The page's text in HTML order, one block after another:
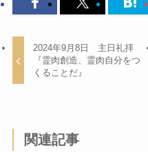
2024年9月8日 主日礼拝
『霊肉創造、霊肉自分をつ
くることだ』
関連記事